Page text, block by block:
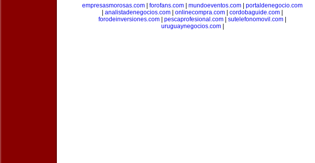
empresasmorosas.com
forofans.com mundoeventos.com
portaldenegocio.com
analistadenegocios.com onlinecompra.com cordobaguide.com
forodeinversiones.com
pescaprofesional.com sutelefonomovil.com
uruguaynegocios.com|